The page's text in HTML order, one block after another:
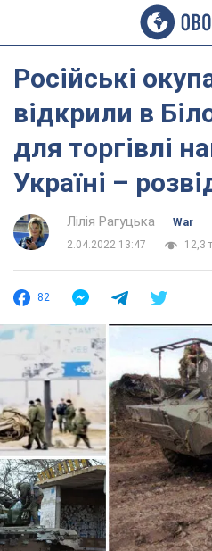
Російські
відкрили в
для торгівлі
Україні –
Лілія Рагуцька
War
2.04.2022 13:47
12,3
82